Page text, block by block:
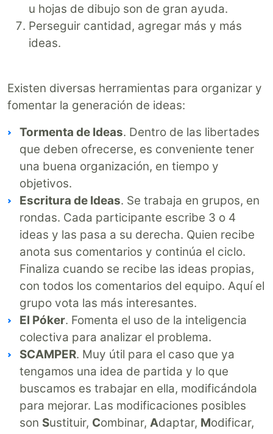
u hojas de dibujo son de gran ayuda.
Perseguir cantidad, agregar más y más
ideas.
Existen diversas herramientas para organizar y
fomentar la generación de ideas:
Tormenta de Ideas. Dentro de las libertades
que deben ofrecerse, es conveniente tener
una buena organización, en tiempo y
objetivos.
Escritura de Ideas. Se trabaja en grupos, en
rondas. Cada participante escribe 3 o 4
ideas y las pasa a su derecha. Quien recibe
anota sus comentarios y continúa el ciclo.
Finaliza cuando se recibe las ideas propias,
con todos los comentarios del equipo. Aquí el
grupo vota las más interesantes.
El Póker. Fomenta el uso de la inteligencia
colectiva para analizar el problema.
SCAMPER. Muy útil para el caso que ya
tengamos una idea de partida y lo que
buscamos es trabajar en ella, modificándola
para mejorar. Las modificaciones posibles
son Sustituir, Combinar, Adaptar, Modificar,